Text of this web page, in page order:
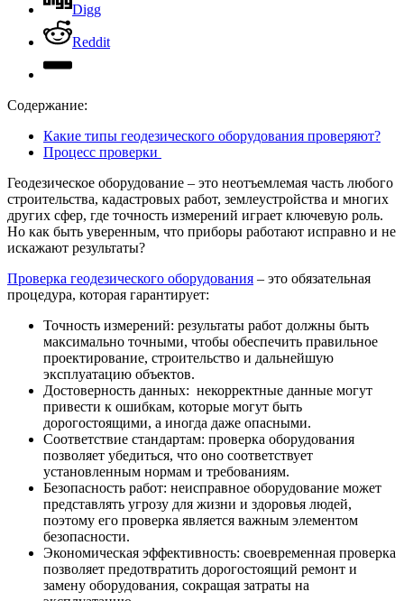
Digg
Reddit
Содержание:
Какие типы геодезического оборудования проверяют?
Процесс проверки
Геодезическое оборудование – это неотъемлемая часть любого
строительства, кадастровых работ, землеустройства и многих
других сфер, где точность измерений играет ключевую роль.
Но как быть уверенным, что приборы работают исправно и не
искажают результаты?
Проверка геодезического оборудования – это обязательная
процедура, которая гарантирует:
Точность измерений: результаты работ должны быть
максимально точными, чтобы обеспечить правильное
проектирование, строительство и дальнейшую
эксплуатацию объектов.
Достоверность данных: некорректные данные могут
привести к ошибкам, которые могут быть
дорогостоящими, а иногда даже опасными.
Соответствие стандартам: проверка оборудования
позволяет убедиться, что оно соответствует
установленным нормам и требованиям.
Безопасность работ: неисправное оборудование может
представлять угрозу для жизни и здоровья людей,
поэтому его проверка является важным элементом
безопасности.
Экономическая эффективность: своевременная проверка
позволяет предотвратить дорогостоящий ремонт и
замену оборудования, сокращая затраты на